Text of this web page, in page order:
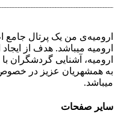
ارومیه‌ی من یک پرتال
ارومیه میباشد. هدف از
ارومیه، آشنایی گردشگران
به همشهریان عزیز در
میباشد.
سایر صفحات